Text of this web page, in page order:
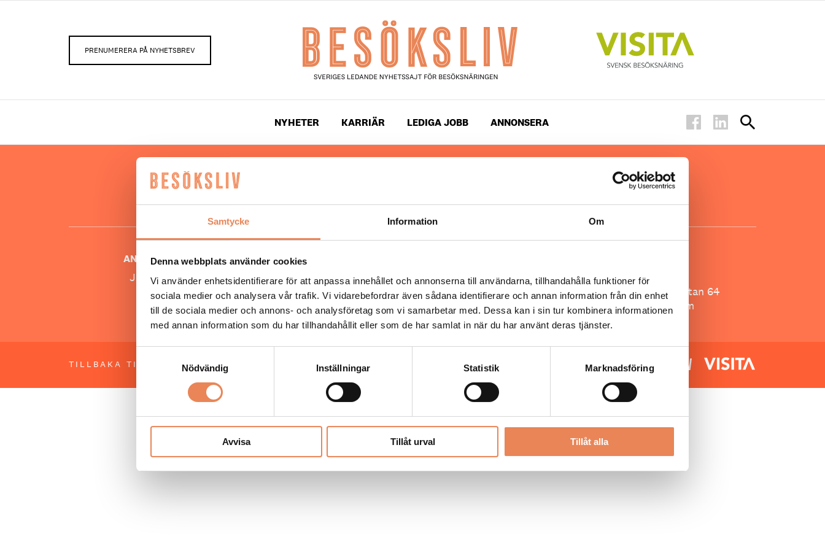
Samtycke Information Om
Denna webbplats använder cookies
Vi använder enhetsidentifierare för att anpassa innehållet och annonserna till användarna, tillhandahålla funktioner för
sociala medier och analysera vår trafik. Vi vidarebefordrar även sådana identifierare och annan information från din enhet
till de sociala medier och annons- och analysföretag som vi samarbetar med. Dessa kan i sin tur kombinera informationen
med annan information som du har tillhandahållit eller som de har samlat in när du har använt deras tjänster.
Nödvändig
Inställningar Statistik Marknadsföring
Avvisa Tillåt urval Tillåt alla
PRENUMERERA PÅ NYHETSBREV
NYHETER KARRIÄR LEDIGA JOBB ANNONSERA
Hos oss läser du landets mest uppdaterade nyheter och snackisar inom
besöksnäringen. Besöksliv i sin tryckta form är ett affärsmagasin för ägare
ANSVARIG UTGIVARE
Jonas Siljhammar
Allt material på besoksliv.se är skyddat
enligt lagen om upphovsrätt.
Besöksliv
Spoon, Brännkyrkagatan 64
118 23 Stockholm
TILLBAKA TILL TOPPEN OM BESÖKSLIV PRENUMERERA ANNONSERA